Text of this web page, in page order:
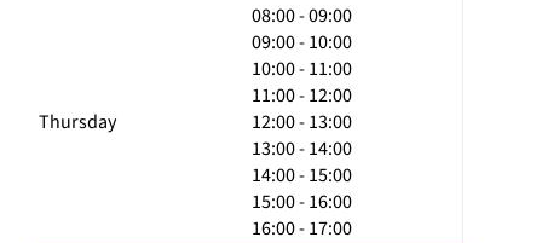
Thursday
08:00 - 09:00
09:00 - 10:00
10:00 - 11:00
11:00 - 12:00
12:00 - 13:00
13:00 - 14:00
14:00 - 15:00
15:00 - 16:00
16:00 - 17:00